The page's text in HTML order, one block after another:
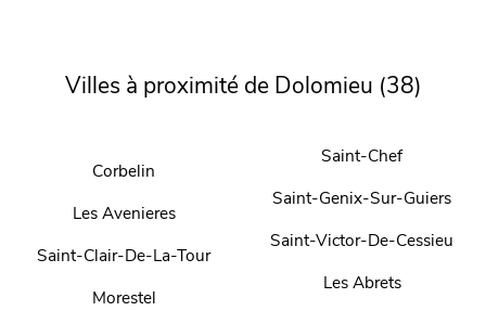
Villes à proximité de Dolomieu (38)
Corbelin
Les Avenieres
Saint-Clair-De-La-Tour
Morestel
Saint-Chef
Saint-Genix-Sur-Guiers
Saint-Victor-De-Cessieu
Les Abrets